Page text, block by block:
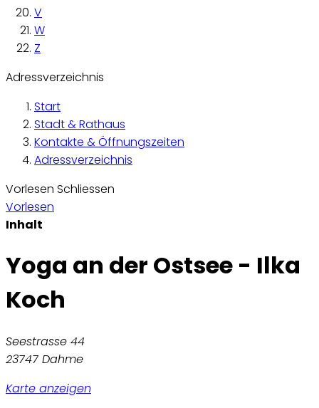
V
W
Z
Adressverzeichnis
Start
Stadt & Rathaus
Kontakte & Öffnungszeiten
Adressverzeichnis
Vorlesen Schliessen
Vorlesen
Inhalt
Yoga an der Ostsee - Ilka
Koch
Seestrasse 44
23747 Dahme
Karte anzeigen